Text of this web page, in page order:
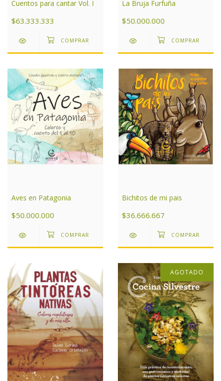
Cuentos para cantar Vol. I
$63.333.333
La Bruja Furfuña
$50.000.000
Aves en Patagonia
$50.000.000
Bichitos de mi pais
$36.666.667
AGOTADO